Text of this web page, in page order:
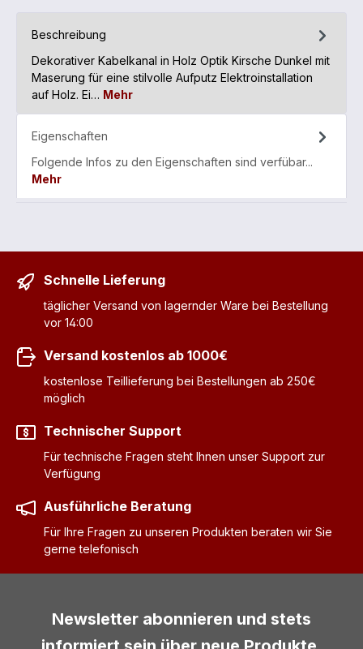
Beschreibung
Dekorativer Kabelkanal in Holz Optik Kirsche Dunkel mit
Maserung für eine stilvolle Aufputz Elektroinstallation
auf Holz. Ei… Mehr
Eigenschaften
Folgende Infos zu den Eigenschaften sind verfübar...
Mehr
Schnelle Lieferung
täglicher Versand von lagernder Ware bei Bestellung
vor 14:00
Versand kostenlos ab 1000€
kostenlose Teillieferung bei Bestellungen ab 250€
möglich
Technischer Support
Für technische Fragen steht Ihnen unser Support zur
Verfügung
Ausführliche Beratung
Für Ihre Fragen zu unseren Produkten beraten wir Sie
gerne telefonisch
Newsletter abonnieren und stets